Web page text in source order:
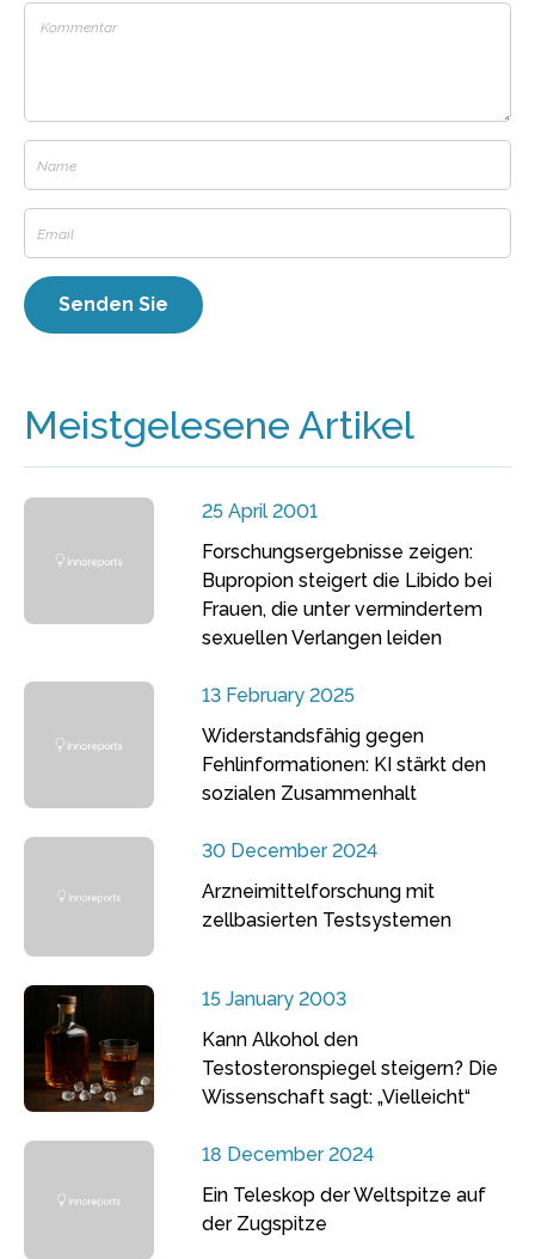
Meistgelesene Artikel
25 April 2001
Forschungsergebnisse zeigen:
Bupropion steigert die Libido bei
Frauen, die unter vermindertem
sexuellen Verlangen leiden
13 February 2025
Widerstandsfähig gegen
Fehlinformationen: KI stärkt den
sozialen Zusammenhalt
30 December 2024
Arzneimittelforschung mit
zellbasierten Testsystemen
15 January 2003
Kann Alkohol den
Testosteronspiegel steigern? Die
Wissenschaft sagt: „Vielleicht“
18 December 2024
Ein Teleskop der Weltspitze auf
der Zugspitze